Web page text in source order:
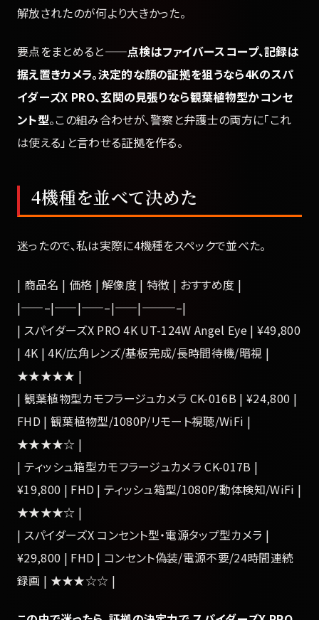
解放されたのが何より大きかった。
要点をまとめると——点検はファイバースコープ、記録は
据え置きカメラ。決定的な顔の証拠を狙うなら4Kのスパ
イダーズX PRO、玄関の見張りなら観葉植物型かコンセ
ント型。この組み合わせが、警察と弁護士の両方に「これ
は使える」と言わせる証拠を作る。
4機種を並べて決めた
迷ったので、私は実際に4機種をスペックで並べた。
| 商品名 | 価格 | 解像度 | 特徴 | おすすめ度 |
|——–|——|——–|——|———–|
| スパイダーズX PRO 4K UT-124W Angel Eye | ¥49,800
| 4K | 4K/広角レンズ/基板完成/長時間待機/暗視 |
★★★★★ |
| 観葉植物型カモフラージュカメラ CK-016B | ¥24,800 |
FHD | 観葉植物型/1080P/リモート視聴/WiFi |
★★★★☆ |
| ティッシュ箱型カモフラージュカメラ CK-017B |
¥19,800 | FHD | ティッシュ箱型/1080P/動体検知/WiFi |
★★★★☆ |
| スパイダーズX コンセント型・電源タップ型カメラ |
¥29,800 | FHD | コンセント偽装/電源不要/24時間連続
録画 | ★★★☆☆ |